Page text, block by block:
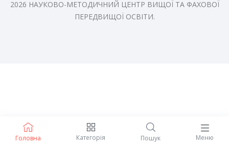
Головна Категорія Пошук Меню
2026 НАУКОВО-МЕТОДИЧНИЙ ЦЕНТР ВИЩОЇ ТА ФАХОВОЇ
ПЕРЕДВИЩОЇ ОСВІТИ.